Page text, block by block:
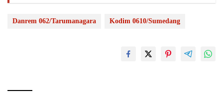
Danrem 062/Tarumanagara Kodim 0610/Sumedang